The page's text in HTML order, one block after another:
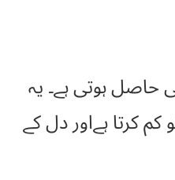
ہوتی ہے۔ یہ
کرتا ہےاور دل کے